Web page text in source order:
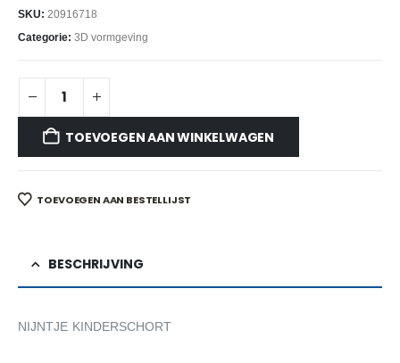
SKU: 20916718
Categorie: 3D vormgeving
TOEVOEGEN AAN WINKELWAGEN
TOEVOEGEN AAN BESTELLIJST
BESCHRIJVING
NIJNTJE KINDERSCHORT